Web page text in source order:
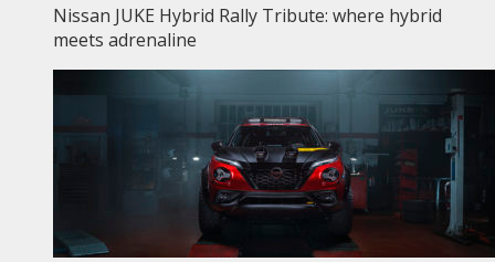
Nissan JUKE Hybrid Rally Tribute: where hybrid
meets adrenaline